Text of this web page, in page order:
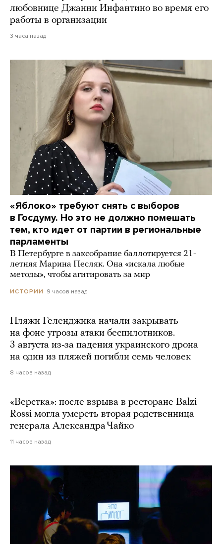
любовнице Джанни Инфантино во время его
работы в организации
3 часа назад
«Яблоко» требуют снять с выборов
в Госдуму. Но это не должно помешать
тем, кто идет от партии в региональные
парламенты
В Петербурге в заксобрание баллотируется 21-
летняя Марина Песляк. Она «искала любые
методы», чтобы агитировать за мир
ИСТОРИИ 9 часов назад
Пляжи Геленджика начали закрывать
на фоне угрозы атаки беспилотников.
3 августа из-за падения украинского дрона
на один из пляжей погибли семь человек
8 часов назад
«Верстка»: после взрыва в ресторане Balzi
Rossi могла умереть вторая родственница
генерала Александра Чайко
11 часов назад